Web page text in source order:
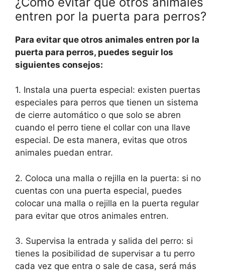
entren por la puerta para perros?
Para evitar que otros animales entren por la
puerta para perros, puedes seguir los
siguientes consejos:
1. Instala una puerta especial: existen puertas
especiales para perros que tienen un sistema
de cierre automático o que solo se abren
cuando el perro tiene el collar con una llave
especial. De esta manera, evitas que otros
animales puedan entrar.
2. Coloca una malla o rejilla en la puerta: si no
cuentas con una puerta especial, puedes
colocar una malla o rejilla en la puerta regular
para evitar que otros animales entren.
3. Supervisa la entrada y salida del perro: si
tienes la posibilidad de supervisar a tu perro
cada vez que entra o sale de casa, será más